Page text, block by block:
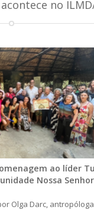
no
ao líder
Nossa
Olga Darc,